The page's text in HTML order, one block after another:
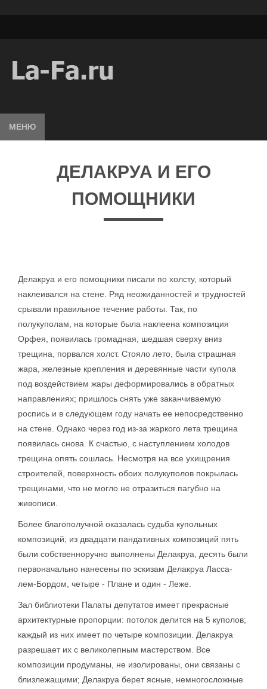
МЕНЮ
ДЕЛАКРУА И ЕГО
ПОМОЩНИКИ
Делакруа и его помощники писали по холсту, который
наклеивался на стене. Ряд неожиданностей и трудностей
срывали правильное течение работы. Так, по
полукуполам, на которые была наклеена композиция
Орфея, появилась громадная, шедшая сверху вниз
трещина, порвался холст. Стояло лето, была страшная
жара, железные крепления и деревянные части купола
под воздействием жары деформировались в обратных
направлениях; пришлось снять уже заканчиваемую
роспись и в следующем году начать ее непосредственно
на стене. Однако через год из-за жаркого лета трещина
появилась снова. К счастью, с наступлением холодов
трещина опять сошлась. Несмотря на все ухищрения
строителей, поверхность обоих полукуполов покрылась
трещинами, что не могло не отразиться пагубно на
живописи.
Более благополучной оказалась судьба купольных
композиций; из двадцати пандативных композиций пять
были собственноручно выполнены Делакруа, десять были
первоначально нанесены по эскизам Делакруа Ласса-
лем-Бордом, четыре - Плане и один - Леже.
Зал библиотеки Палаты депутатов имеет прекрасные
архитектурные пропорции: потолок делится на 5 куполов;
каждый из них имеет по четыре композиции. Делакруа
разрешает их с великолепным мастерством. Все
композиции продуманы, не изолированы, они связаны с
близлежащими; Делакруа берет ясные, немногосложные